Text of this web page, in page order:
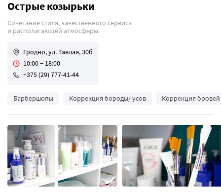
Острые козырьки
Сочетание стиля, качественного сервиса
и располагающей атмосферы.
Гродно, ул. Тавлая, 30б
10:00 − 18:00
+375 (29) 777-41-44
Барбершопы Коррекция бороды/ усов Коррекция бровей